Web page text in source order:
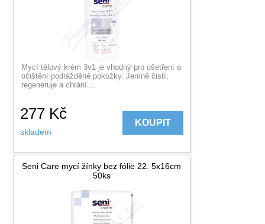
Mycí tělový krém 3v1 je vhodný pro ošetření a
očištění podrážděné pokožky. Jemně čistí,
regeneruje a chrání....
277 Kč
skladem
KOUPIT
Seni Care mycí žínky bez fólie 22. 5x16cm
50ks